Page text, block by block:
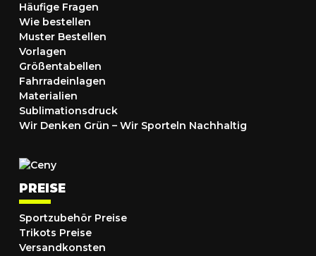
Häufige Fragen
Wie bestellen
Muster Bestellen
Vorlagen
Größentabellen
Fahrradeinlagen
Materialien
Sublimationsdruck
Wir Denken Grün – Wir Sporteln Nachhaltig
PREISE
Sportzubehör Preise
Trikots Preise
Versandkonsten